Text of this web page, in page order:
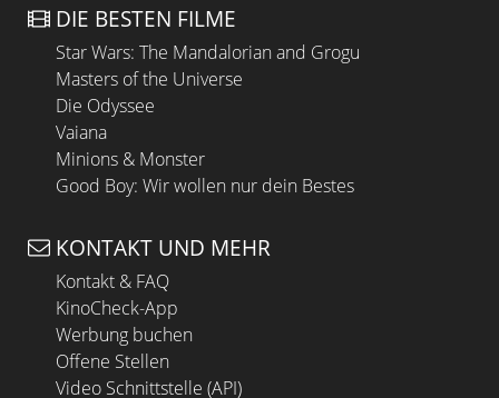
DIE BESTEN FILME
Star Wars: The Mandalorian and Grogu
Masters of the Universe
Die Odyssee
Vaiana
Minions & Monster
Good Boy: Wir wollen nur dein Bestes
KONTAKT UND MEHR
Kontakt & FAQ
KinoCheck-App
Werbung buchen
Offene Stellen
Video Schnittstelle (API)